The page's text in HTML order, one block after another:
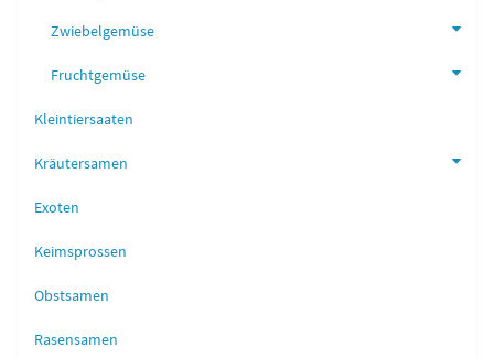
Zwiebelgemüse
Fruchtgemüse
Kleintiersaaten
Kräutersamen
Exoten
Keimsprossen
Obstsamen
Rasensamen